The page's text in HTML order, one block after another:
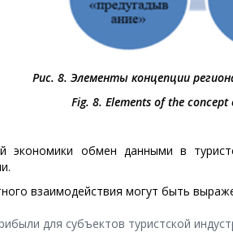
Рис. 8. Элементы концепции
Fig. 8. Elements of the
экономики обмен данными в
взаимодействия могут быть
для субъектов туристской